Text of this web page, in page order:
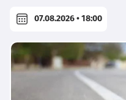
07.08.2026 • 18:00